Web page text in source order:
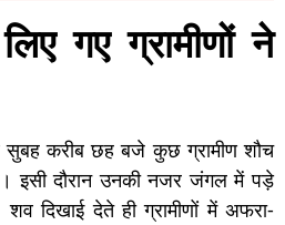
गए ग्रामीणों ने
सुबह करीब छह बजे कुछ ग्रामीण शौच
दौरान उनकी नजर जंगल में पड़े
दिखाई देते ही ग्रामीणों में अफरा-